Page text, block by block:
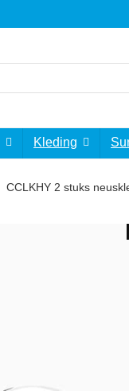
Kleding
CCLKHY 2 stuks